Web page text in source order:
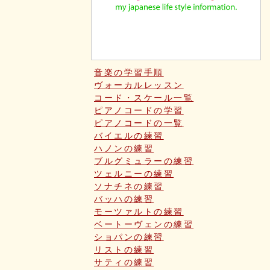
音楽の学習手順
ヴォーカルレッスン
コード・スケール一覧
ピアノコードの学習
ピアノコードの一覧
バイエルの練習
ハノンの練習
ブルグミュラーの練習
ツェルニーの練習
ソナチネの練習
バッハの練習
モーツァルトの練習
ベートーヴェンの練習
ショパンの練習
リストの練習
サティの練習